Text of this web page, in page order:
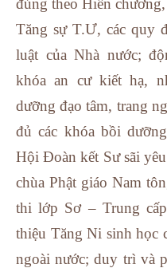
đúng theo Hiến
Tăng sự T.Ư, các quy
luật của Nhà nước;
khóa an cư kiết hạ,
dưỡng đạo tâm, trang
đủ các khóa bồi
Hội Đoàn kết Sư sãi
chùa Phật giáo Nam
thi lớp Sơ – Trung
thiệu Tăng Ni sinh học
ngoài nước; duy trì và